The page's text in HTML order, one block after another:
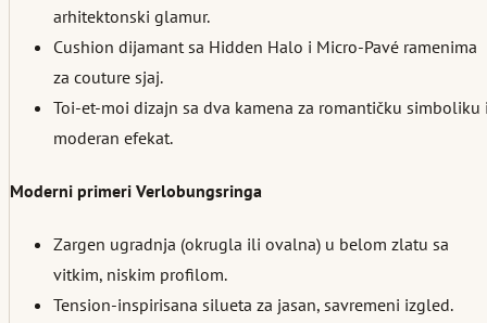
arhitektonski glamur.
Cushion dijamant sa Hidden Halo i Micro-Pavé ramenima
za couture sjaj.
Toi-et-moi dizajn sa dva kamena za romantičku simboliku
moderan efekat.
Moderni primeri Verlobungsringa
Zargen ugradnja (okrugla ili ovalna) u belom zlatu sa
vitkim, niskim profilom.
Tension-inspirisana silueta za jasan, savremeni izgled.